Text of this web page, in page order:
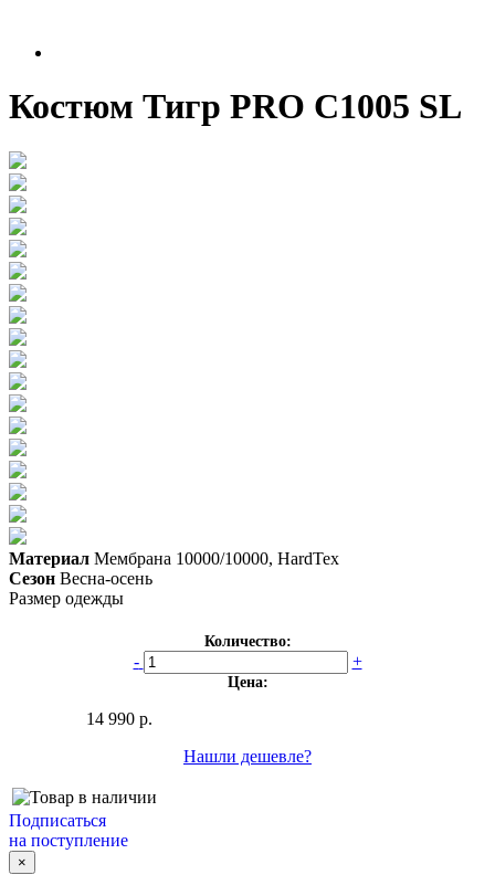
Костюм Тигр PRO C1005 SL
Материал Мембрана 10000/10000, HardTex
Сезон Весна-осень
Размер одежды
Количество:
- +
Цена:
14 990 р.
Нашли дешевле?
Подписаться
на поступление
×